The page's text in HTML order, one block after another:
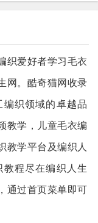
织爱好者学习毛衣
网。酷奇猫网收录
织领域的卓越品
教学，儿童毛衣编
教学平台及编织人
程尽在编织人生
通过首页菜单即可